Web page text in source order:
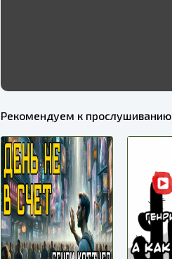
Рекомендуем к прослушиванию